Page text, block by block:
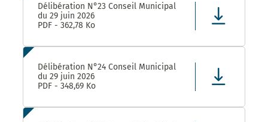
Délibération N°23 Conseil Municipal
du 29 juin 2026
PDF - 362,78 Ko
Délibération N°24 Conseil Municipal
du 29 juin 2026
PDF - 348,69 Ko